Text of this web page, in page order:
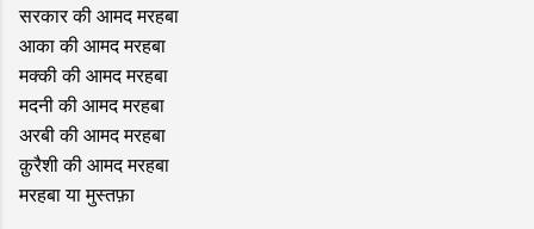
सरकार की आमद मरहबा
आका की आमद मरहबा
मक्की की आमद मरहबा
मदनी की आमद मरहबा
अरबी की आमद मरहबा
क़ुरैशी की आमद मरहबा
मरहबा या मुस्तफ़ा